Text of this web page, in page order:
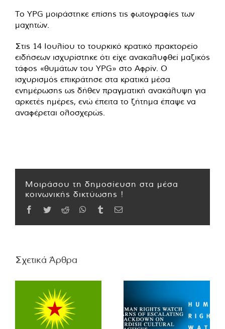
Το YPG μοιράστηκε επίσης τις φωτογραφίες των
μαχητών.
Στις 14 Ιουλίου το τουρκικό κρατικό πρακτορείο
ειδήσεων ισχυρίστηκε ότι είχε ανακαλυφθεί μαζικός
τάφος «θυμάτων του YPG» στο Αφρίν. Ο
ισχυρισμός επικράτησε στα κρατικά μέσα
ενημέρωσης ως δήθεν πραγματική ανακάλυψη για
αρκετές ημέρες, ενώ έπειτα το ζήτημα έπαψε να
αναφέρεται ολοσχερώς.
Μοιράσου τη δημοσίευση στα μέσα
κοινωνικής δικτύωσης !
Facebook
TwitterReddit WhatsApp
TumblrEmail
Σχετικά Άρθρα